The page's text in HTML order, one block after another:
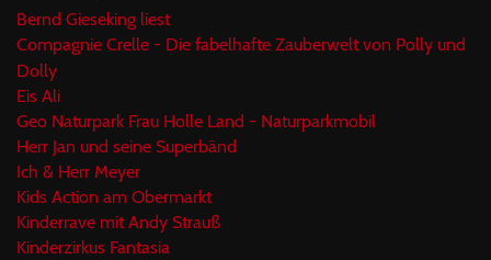
Bernd Gieseking liest
Compagnie Crelle - Die fabelhafte Zauberwelt von Polly und
Dolly
Eis Ali
Geo Naturpark Frau Holle Land - Naturparkmobil
Herr Jan und seine Superbänd
Ich & Herr Meyer
Kids Action am Obermarkt
Kinderrave mit Andy Strauß
Kinderzirkus Fantasia